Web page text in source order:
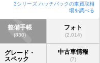
3シリーズ ハッチバックの車買取相
場を調べる
整備手帳
(830)
フォト
(2,014)
グレード・
スペック
中古車情報
(7)